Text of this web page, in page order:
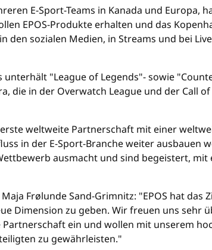
E-Sport-Teams in Kanada und Europa,
EPOS-Produkte erhalten und das
sozialen Medien, in Streams und bei
"League of Legends"- sowie
die in der Overwatch League und der Call
weltweite Partnerschaft mit einer
in der E-Sport-Branche weiter ausbauen
ausmacht und sind begeistert, mit
Frølunde Sand-Grimnitz: "EPOS hat das
Dimension zu geben. Wir freuen uns sehr
ein und wollen mit unserem
zu gewährleisten."